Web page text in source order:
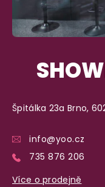
Špitálka 23a Brno,
info@yoo.cz
735 876 206
Více o prodejně